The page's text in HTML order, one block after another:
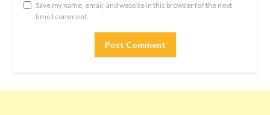
Save my name, email, and website in this browser for the next
time I comment.